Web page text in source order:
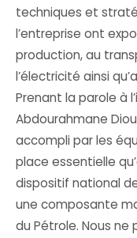
techniques et
l’entreprise ont
production, au
l’électricité ainsi
Prenant la parole à
Abdourahmane
accompli par les
place essentielle
dispositif national
une composante
du Pétrole. Nous ne